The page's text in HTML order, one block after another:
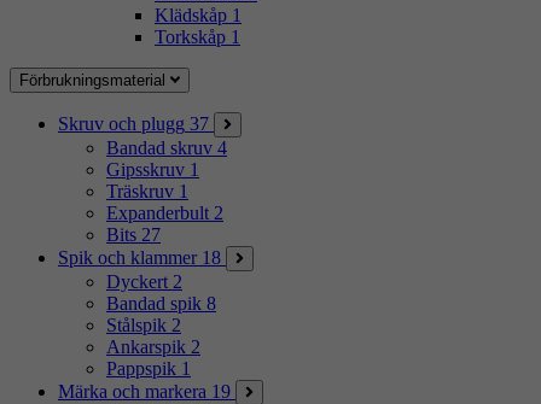
Klädskåp 1
Torkskåp 1
Förbrukningsmaterial
Skruv och plugg 37
Bandad skruv 4
Gipsskruv 1
Träskruv 1
Expanderbult 2
Bits 27
Spik och klammer 18
Dyckert 2
Bandad spik 8
Stålspik 2
Ankarspik 2
Pappspik 1
Märka och markera 19